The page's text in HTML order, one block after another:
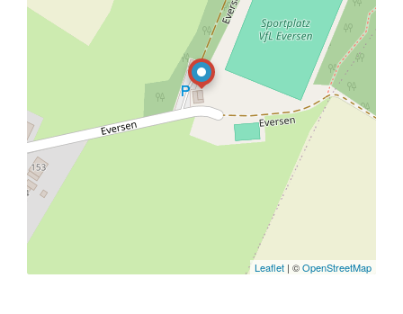
Leaflet | ©OpenStreetMap